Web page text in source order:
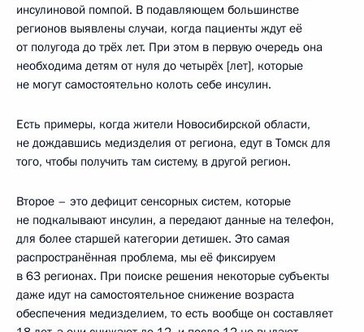
инсулиновой помпой. В подавляющем большинстве
регионов выявлены случаи, когда пациенты ждут её
от полугода до трёх лет. При этом в первую очередь она
необходима детям от нуля до четырёх [лет], которые
не могут самостоятельно колоть себе инсулин.
Есть примеры, когда жители Новосибирской области,
не дождавшись медизделия от региона, едут в Томск для
того, чтобы получить там систему, в другой регион.
Второе – это дефицит сенсорных систем, которые
не подкалывают инсулин, а передают данные на телефон,
для более старшей категории детишек. Это самая
распространённая проблема, мы её фиксируем
в 63 регионах. При поиске решения некоторые субъекты
даже идут на самостоятельное снижение возраста
обеспечения медизделием, то есть вообще он составляет